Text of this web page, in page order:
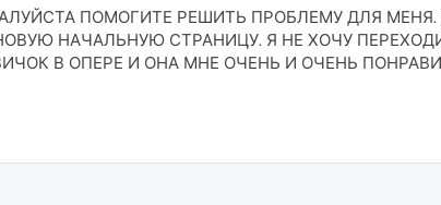
ПОМОГИТЕ РЕШИТЬ ПРОБЛЕМУ ДЛЯ
НАЧАЛЬНУЮ СТРАНИЦУ. Я НЕ ХОЧУ
В ОПЕРЕ И ОНА МНЕ ОЧЕНЬ И ОЧЕНЬ